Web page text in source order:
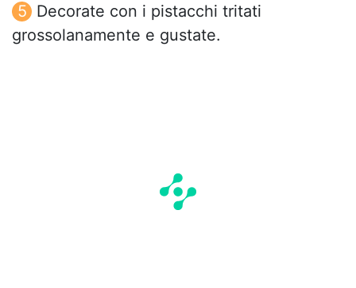
Decorate con i pistacchi tritati
grossolanamente e gustate.